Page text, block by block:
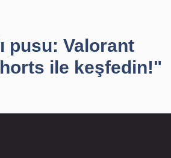
pusu: Valorant
ile keşfedin!"